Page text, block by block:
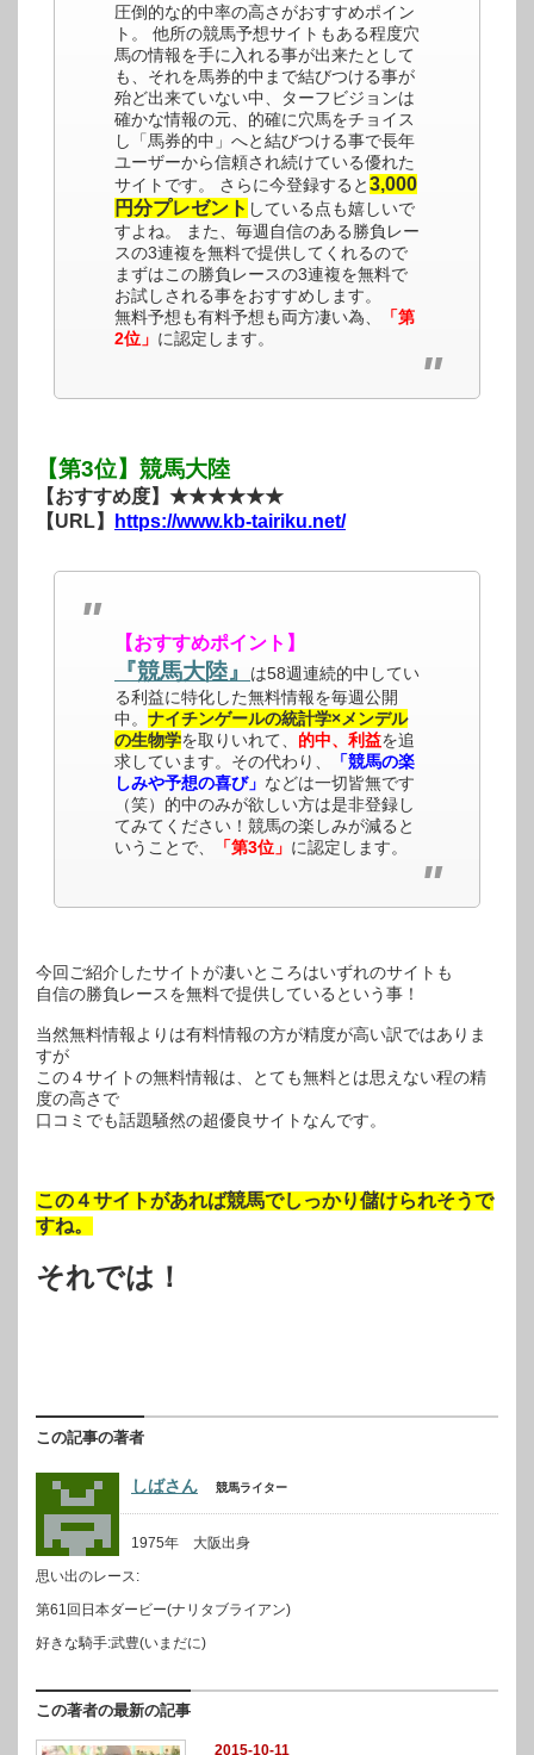
圧倒的な的中率の高さがおすすめポイン
ト。 他所の競馬予想サイトもある程度穴
馬の情報を手に入れる事が出来たとして
も、それを馬券的中まで結びつける事が
殆ど出来ていない中、ターフビジョンは
確かな情報の元、的確に穴馬をチョイス
し「馬券的中」へと結びつける事で長年
ユーザーから信頼され続けている優れた
サイトです。 さらに今登録すると3,000
円分プレゼント している点も嬉しいで
すよね。 また、毎週自信のある勝負レー
スの3連複を無料で提供してくれるので
まずはこの勝負レースの3連複を無料で
お試しされる事をおすすめします。
無料予想も有料予想も両方凄い為、
「第
2位」 に認定します。
【第3位】競馬大陸
【おすすめ度】★★★★★★
【URL】
https://www.kb-tairiku.net/
【おすすめポイント】
『競馬大陸』
は58週連続的中してい
る利益に特化した無料情報を毎週公開
中。 ナイチンゲールの統計学×メンデル
の生物学を取りいれて、 的中、利益を追
求しています。その代わり、
「競馬の楽
しみや予想の喜び」 などは一切皆無です
（笑）的中のみが欲しい方は是非登録し
てみてください！競馬の楽しみが減ると
いうことで、
「第3位」 に認定します。
今回ご紹介したサイトが凄いところはいずれのサイトも
自信の勝負レースを無料で提供しているという事！
当然無料情報よりは有料情報の方が精度が高い訳ではありま
すが
この４サイトの無料情報は、とても無料とは思えない程の精
度の高さで
口コミでも話題騒然の超優良サイトなんです。
この４サイトがあれば競馬でしっかり儲けられそうで
すね。
それでは！
この記事の著者
しばさん 競馬ライター
1975年 大阪出身
思い出のレース:
第61回日本ダービー(ナリタブライアン)
好きな騎手:武豊(いまだに)
この著者の最新の記事
2015-10-11